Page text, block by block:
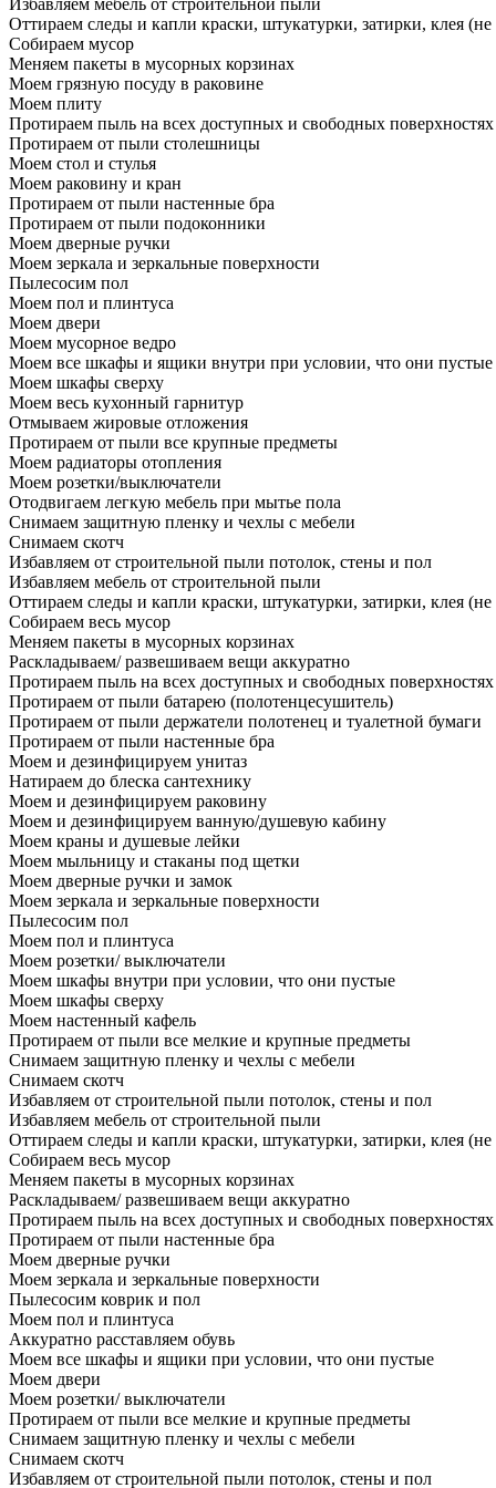
Избавляем мебель от строительной пыли
Оттираем следы и капли краски, штукатурки, затирки, клея
Собираем мусор
Меняем пакеты в мусорных корзинах
Моем грязную посуду в раковине
Моем плиту
Протираем пыль на всех доступных и свободных поверхностях
Протираем от пыли столешницы
Моем стол и стулья
Моем раковину и кран
Протираем от пыли настенные бра
Протираем от пыли подоконники
Моем дверные ручки
Моем зеркала и зеркальные поверхности
Пылесосим пол
Моем пол и плинтуса
Моем двери
Моем мусорное ведро
Моем все шкафы и ящики внутри при условии, что они пустые
Моем шкафы сверху
Моем весь кухонный гарнитур
Отмываем жировые отложения
Протираем от пыли все крупные предметы
Моем радиаторы отопления
Моем розетки/выключатели
Отодвигаем легкую мебель при мытье пола
Снимаем защитную пленку и чехлы с мебели
Снимаем скотч
Избавляем от строительной пыли потолок, стены и пол
Избавляем мебель от строительной пыли
Оттираем следы и капли краски, штукатурки, затирки, клея
Собираем весь мусор
Меняем пакеты в мусорных корзинах
Раскладываем/ развешиваем вещи аккуратно
Протираем пыль на всех доступных и свободных поверхностях
Протираем от пыли батарею (полотенцесушитель)
Протираем от пыли держатели полотенец и туалетной бумаги
Протираем от пыли настенные бра
Моем и дезинфицируем унитаз
Натираем до блеска сантехнику
Моем и дезинфицируем раковину
Моем и дезинфицируем ванную/душевую кабину
Моем краны и душевые лейки
Моем мыльницу и стаканы под щетки
Моем дверные ручки и замок
Моем зеркала и зеркальные поверхности
Пылесосим пол
Моем пол и плинтуса
Моем розетки/ выключатели
Моем шкафы внутри при условии, что они пустые
Моем шкафы сверху
Моем настенный кафель
Протираем от пыли все мелкие и крупные предметы
Снимаем защитную пленку и чехлы с мебели
Снимаем скотч
Избавляем от строительной пыли потолок, стены и пол
Избавляем мебель от строительной пыли
Оттираем следы и капли краски, штукатурки, затирки, клея
Собираем весь мусор
Меняем пакеты в мусорных корзинах
Раскладываем/ развешиваем вещи аккуратно
Протираем пыль на всех доступных и свободных поверхностях
Протираем от пыли настенные бра
Моем дверные ручки
Моем зеркала и зеркальные поверхности
Пылесосим коврик и пол
Моем пол и плинтуса
Аккуратно расставляем обувь
Моем все шкафы и ящики при условии, что они пустые
Моем двери
Моем розетки/ выключатели
Протираем от пыли все мелкие и крупные предметы
Снимаем защитную пленку и чехлы с мебели
Снимаем скотч
Избавляем от строительной пыли потолок, стены и пол